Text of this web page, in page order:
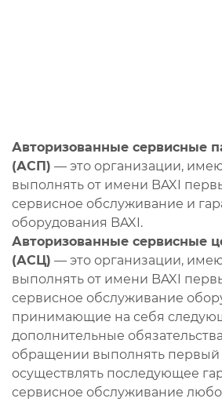
Авторизованные сервисные
(АСП) — это организации,
выполнять от имени BAXI
сервисное обслуживание и
оборудования BAXI.
Авторизованные сервисные
(АСЦ) — это организации,
выполнять от имени BAXI
сервисное обслуживание
принимающие на себя
дополнительные
обращении выполнять первый
осуществлять последующее
сервисное обслуживание